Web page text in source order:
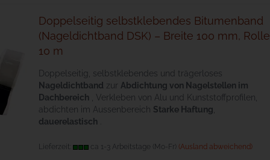
Doppelseitig selbstklebendes Bitumenband
(Nageldichtband DSK) – Breite 100 mm, Rolle
10 m
Doppelseitig, selbstklebendes und trägerloses
Nageldichtband zur Abdichtung von Nagelstellen im
Dachbereich , Verkleben von Alu und Kunststoffprofilen,
abdichten im Aussenbereich Starke Haftung
dauerelastisch
Lieferzeit: ca 1-3 Arbeitstage (Mo-Fr) (Ausland abweichend)